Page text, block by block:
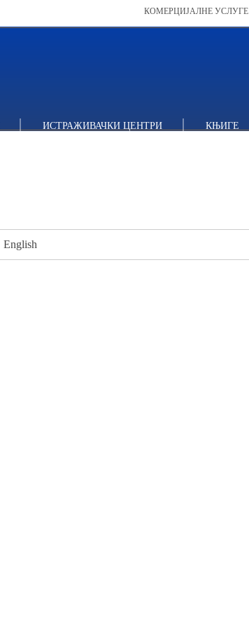
КОМЕРЦИЈАЛНЕ УСЛУГЕ
ИСТРАЖИВАЧКИ ЦЕНТРИ КЊИГЕ
English